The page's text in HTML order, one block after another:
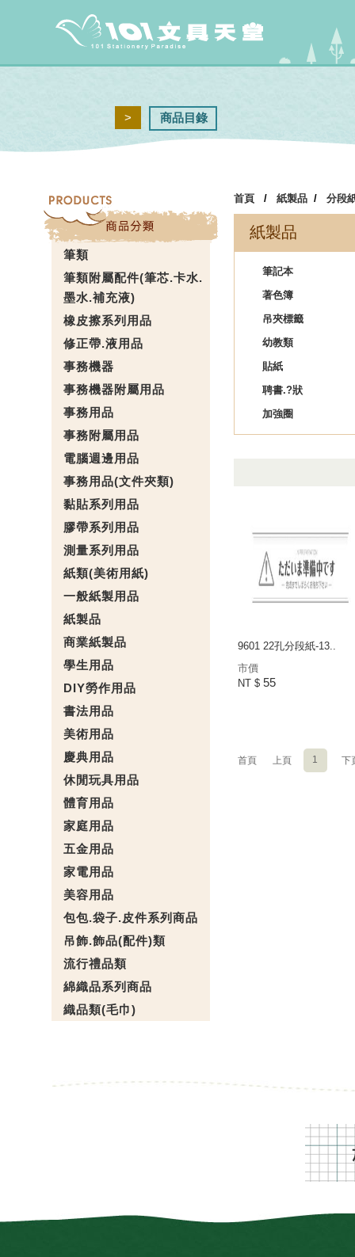
> 商品目錄
筆類
筆類附屬配件(筆芯.卡水.
墨水.補充液)
橡皮擦系列用品
修正帶.液用品
事務機器
事務機器附屬用品
事務用品
事務附屬用品
電腦週邊用品
事務用品(文件夾類)
黏貼系列用品
膠帶系列用品
測量系列用品
紙類(美術用紙)
一般紙製用品
紙製品
商業紙製品
學生用品
DIY勞作用品
書法用品
美術用品
慶典用品
休閒玩具用品
體育用品
家庭用品
五金用品
家電用品
美容用品
包包.袋子.皮件系列商品
吊飾.飾品(配件)類
流行禮品類
綿織品系列商品
織品類(毛巾)
首頁 / 紙製品 / 分段
紙製品
筆記本
著色簿
吊夾標籤
幼教類
貼紙
聘書.?狀
加強圈
9601 22孔分段紙-13..
市價
NT $ 55
首頁 上頁 1 下